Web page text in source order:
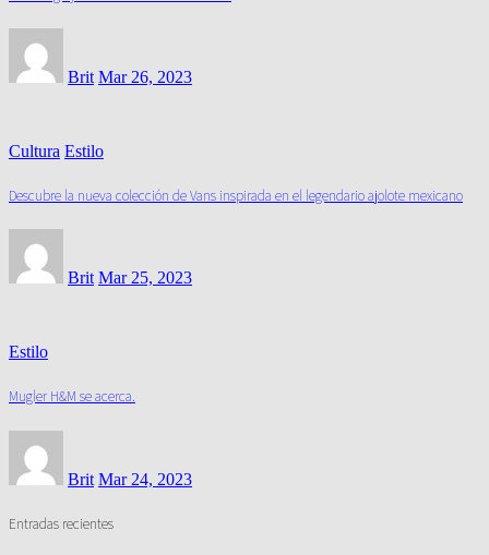
Brit Mar 26, 2023
Cultura Estilo
Descubre la nueva colección de Vans inspirada en el legendario ajolote mexicano
Brit Mar 25, 2023
Estilo
Mugler H&M se acerca.
Brit Mar 24, 2023
Entradas recientes